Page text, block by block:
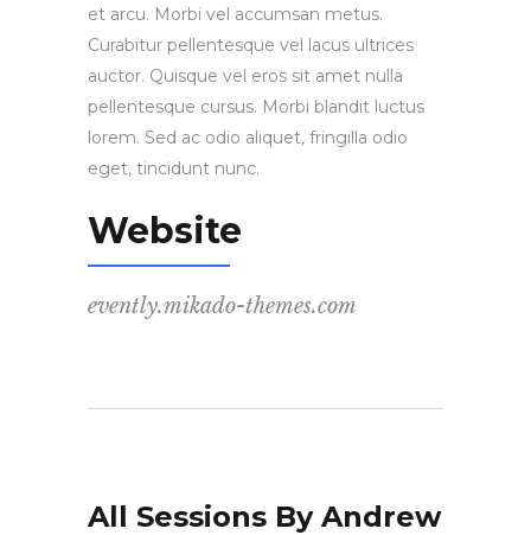
et arcu. Morbi vel accumsan metus.
Curabitur pellentesque vel lacus ultrices
auctor. Quisque vel eros sit amet nulla
pellentesque cursus. Morbi blandit luctus
lorem. Sed ac odio aliquet, fringilla odio
eget, tincidunt nunc.
Website
evently.mikado-themes.com
All Sessions By Andrew